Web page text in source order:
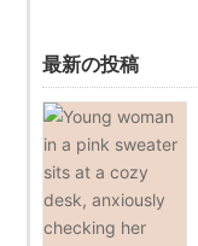
最新の投稿